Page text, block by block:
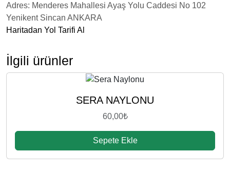
Adres: Menderes Mahallesi Ayaş Yolu Caddesi No 102
Yenikent Sincan ANKARA
Haritadan Yol Tarifi Al
İlgili ürünler
SERA NAYLONU
60,00₺
Sepete Ekle